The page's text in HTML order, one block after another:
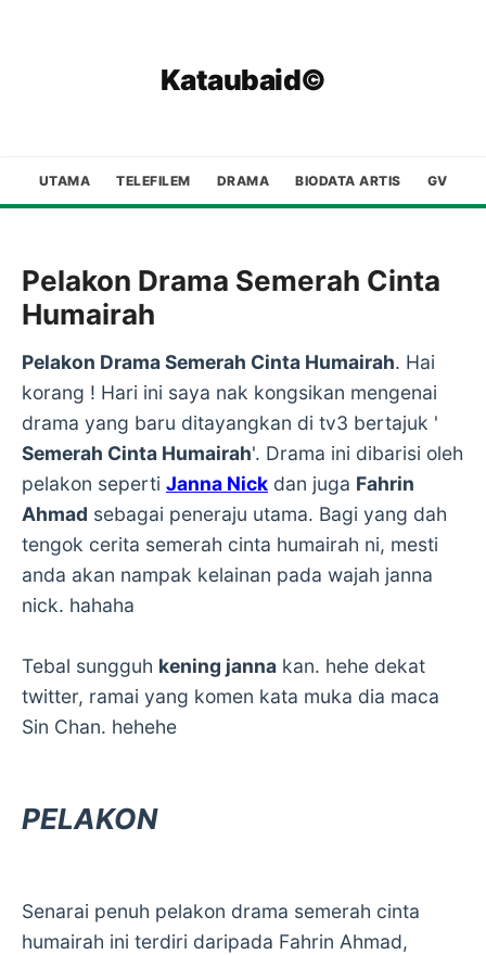
Kataubaid©
UTAMA TELEFILEM DRAMA BIODATA ARTIS GV
Pelakon Drama Semerah Cinta
Humairah
Pelakon Drama Semerah Cinta Humairah. Hai
korang ! Hari ini saya nak kongsikan mengenai
drama yang baru ditayangkan di tv3 bertajuk '
Semerah Cinta Humairah'. Drama ini dibarisi oleh
pelakon seperti Janna Nick dan juga Fahrin
Ahmad sebagai peneraju utama. Bagi yang dah
tengok cerita semerah cinta humairah ni, mesti
anda akan nampak kelainan pada wajah janna
nick. hahaha
Tebal sungguh kening janna kan. hehe dekat
twitter, ramai yang komen kata muka dia maca
Sin Chan. hehehe
PELAKON
Senarai penuh pelakon drama semerah cinta
humairah ini terdiri daripada Fahrin Ahmad,